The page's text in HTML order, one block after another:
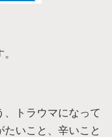
トラウマになって
いこと、辛いこと